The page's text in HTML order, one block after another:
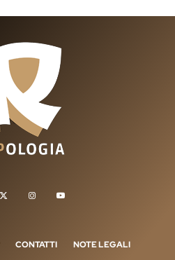
CONTATTI NOTE LEGALI